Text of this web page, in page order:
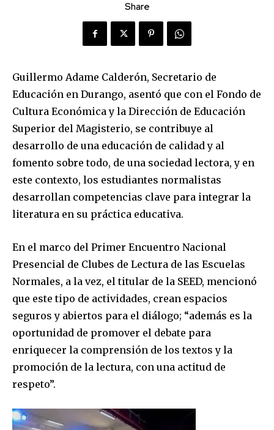
Share
Guillermo Adame Calderón, Secretario de
Educación en Durango, asentó que con el Fondo de
Cultura Económica y la Dirección de Educación
Superior del Magisterio, se contribuye al
desarrollo de una educación de calidad y al
fomento sobre todo, de una sociedad lectora, y en
este contexto, los estudiantes normalistas
desarrollan competencias clave para integrar la
literatura en su práctica educativa.
En el marco del Primer Encuentro Nacional
Presencial de Clubes de Lectura de las Escuelas
Normales, a la vez, el titular de la SEED, mencionó
que este tipo de actividades, crean espacios
seguros y abiertos para el diálogo; “además es la
oportunidad de promover el debate para
enriquecer la comprensión de los textos y la
promoción de la lectura, con una actitud de
respeto”.